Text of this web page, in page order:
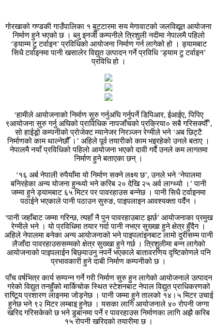
गोरखाको गण्डकी गाउँपालिका १ बुट्टारमा सय मेगावाटको जलविद्यूत आयोजना
निर्माण हुने भएको छ । ब्लु इनर्जी कम्पनीले त्रिशुली नदीमा नेपालमै पहिलो
‘ड्याम्म टु टर्वाइन’ प्रविधिको आयोजना निर्माण गर्न लागेको हो । ड्यामबाट
सिधै टर्वाइनमा पानी खसालेर विद्युत उत्पादन गर्ने प्रविधि ‘ड्याम टु टर्वाइन’
प्रविधि हो ।
‘हामीले आयोजनाको निर्माण सुरु गर्नुअघि गर्नुपर्ने डिपिआर, ईआईए, पिपिए
९आयोजना सुरु गर्नु अघिको प्राविधिक नापजाँचको प्रक्रिया० सबै गरिसक्यौँ’,
सो हाईडूो कम्पनीको प्रोजेक्ट म्यानेजर निरञ्जन रेग्मीले भने ‘अब छिट्टै
निर्माणको काम थाल्नेछौँ ।’ अहिले पूर्व तयारीको काम भइरहेको उनले बताए ।
नेपालमै नयाँ प्रविधिको पहिलो आयोजना भएको दावी गर्दै उनले कम लागतमा
निर्माण हुने बताएका छन् ।
‘१६ अर्ब नेपाली रुपैयाँमा यो निर्माण सक्ने लक्ष्य छ’, उनले भने ‘नेपालमा
बनिरहेका अन्य योजना हुन्थ्यो भने करिब २० देखि २५ अर्व लाग्थ्यो ।’ पानी
जम्मा हुने ड्यामबाट ६५ मिटर पर पावरहाउस बन्नेछ । पानी सिधै टर्वाइनमा
पठाईने भएकाले पानी पठाउन सुरुङ, पाइपलाइन आवश्यक्ता पर्दैन ।
‘पानी जहाँबाट जम्मा गरिन्छ, त्यहाँ नै पुन पावरहाउबाट झर्छ’ आयोजनाका प्रमुख
रेग्मीले भने । यो प्रविधिमा तयार गर्दा पानी नभएर सुख्खा हुने क्षेत्र हुँदैन ।
अहिले नेपालमा बनेका अन्य आयोजनाको भने पाइपलांइनबाट लामो दुरीसम्म पानी
लैजाँदा पावरहाउससम्मको क्षेत्र सुख्खा हुने गर्छ । त्रिशुलीमा बन्न लागेको
आयोजनाको पाइपलाईन बिछ्याउनु नपर्ने भएकाले बातावरणिय दृष्टिकोणले पनि
प्रभावकारी हुने दाबी निर्माण कम्पनीको छ ।
पाँच वर्षभित्र कार्य सम्पन्न गर्ने गरी निर्माण सुरु हुन लागेको आयोजनाले उत्पादन
गरेको विद्युत तनहुँको मार्किचोक स्थित स्टेशनबाट नेपाल विद्युत प्राधिकरणको
राष्टिूय प्रशारण लाइनमा जोड्नेछ । पानी जम्मा हुने तालको १४।५ मिटर उचाई
हुनेछ भने ९२ मिटर लम्बाइ हुनेछ । यसका लागि आयोजनाले ४० रोपनी जग्गा
खरिद गरिसकेको छ भने डुबानमा पर्ने र पावरहाउस निर्माणका लागि अझै करिब
१५ रोपनी खरिदको तयारीमा छ ।